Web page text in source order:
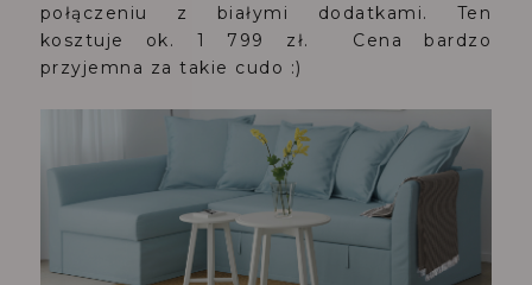
połączeniu z białymi dodatkami. Ten
kosztuje ok. 1 799 zł. Cena bardzo
przyjemna za takie cudo :)